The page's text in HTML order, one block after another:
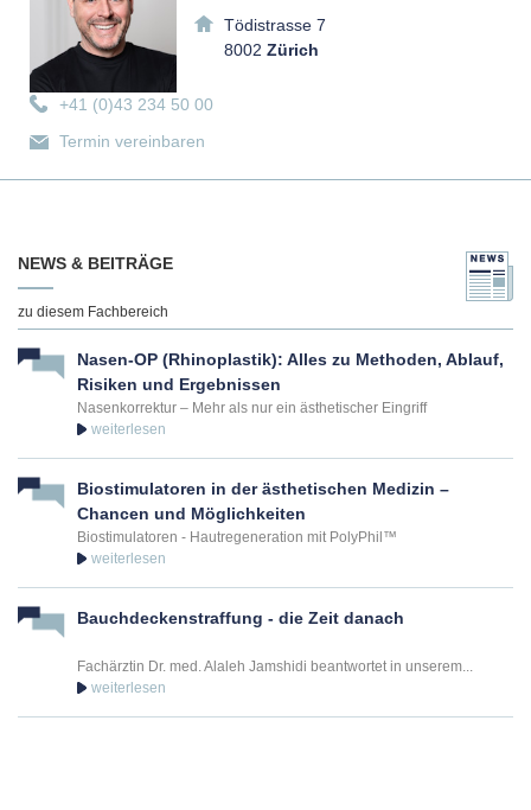
Tödistrasse 7
8002Zürich
+41 (0)43 234 50 00
Termin vereinbaren
Fritz-Seger-Straße 21
04155Leipzig
+49 341 583 19 40
Experte für Facelift in Leipzig
04155Leipzig
+49 341 583 19 40
NEWS & BEITRÄGE
zu diesem Fachbereich
Nasen-OP (Rhinoplastik): Alles zu Methoden, Ablauf,
Risiken und Ergebnissen
Nasenkorrektur – Mehr als nur ein ästhetischer Eingriff
Biostimulatoren in der ästhetischen Medizin –
Chancen und Möglichkeiten
Biostimulatoren - Hautregeneration mit PolyPhil™
Bauchdeckenstraffung - die Zeit danach
Fachärztin Dr. med. Alaleh Jamshidi beantwortet in unserem...